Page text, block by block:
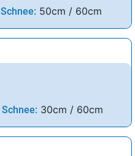
Schnee: 50cm / 60cm
Schnee: 30cm / 60cm